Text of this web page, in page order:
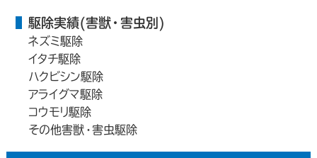
駆除実績(害獣・害虫別)
ネズミ駆除
イタチ駆除
ハクビシン駆除
アライグマ駆除
コウモリ駆除
その他害獣・害虫駆除